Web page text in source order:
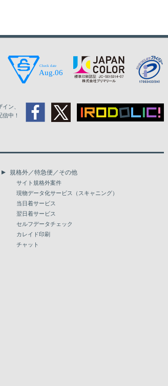
ン、
中！
規格外／特急便／その他
サイト規格外案件
現物データ化サービス（スキャニング）
当日着サービス
翌日着サービス
セルフデータチェック
カレイド印刷
チャット